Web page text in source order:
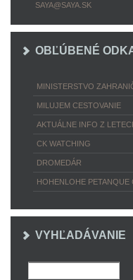
SAYA@SAYA.SK
OBĽÚBENÉ
MINISTERSTVO
MILUJEM CESTOVANIE
AKTUÁLNE INFO Z
CK WATCHING
DROMEDÁR
HOHENLOHE PETANQUE
VYHĽADÁVANIE